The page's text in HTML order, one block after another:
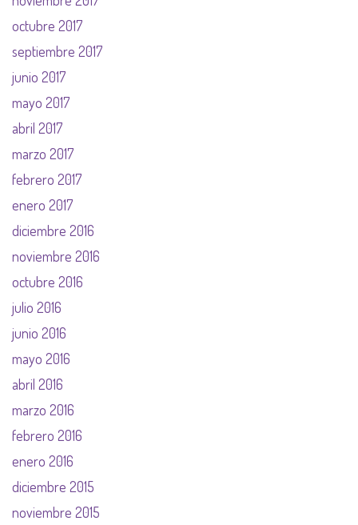
octubre 2017
septiembre 2017
junio 2017
mayo 2017
abril 2017
marzo 2017
febrero 2017
enero 2017
diciembre 2016
noviembre 2016
octubre 2016
julio 2016
junio 2016
mayo 2016
abril 2016
marzo 2016
febrero 2016
enero 2016
diciembre 2015
noviembre 2015